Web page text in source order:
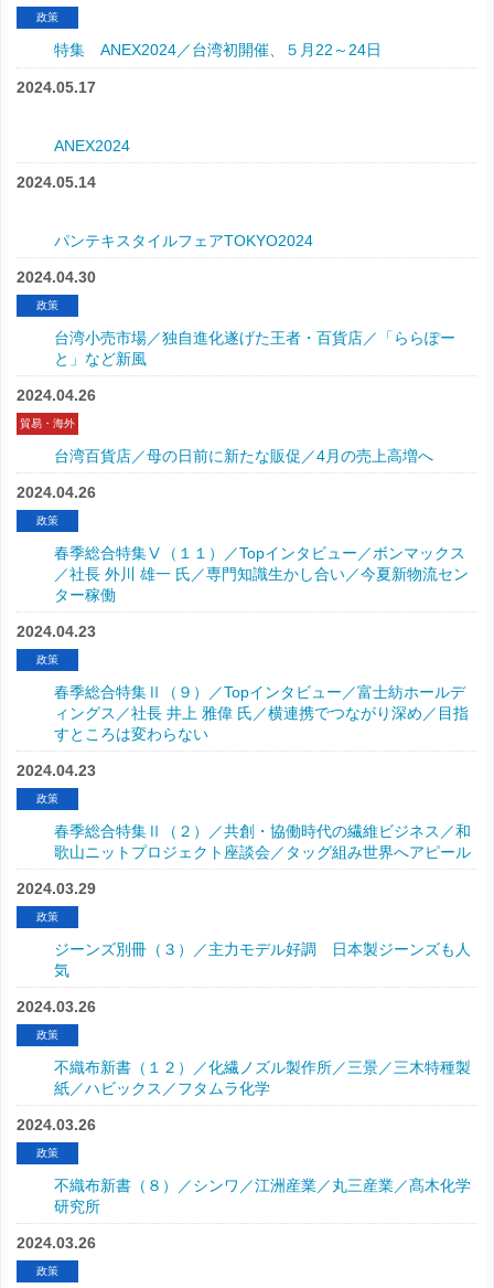
政策
特集 ANEX2024／台湾初開催、５月22～24日
2024.05.17
ANEX2024
2024.05.14
パンテキスタイルフェアTOKYO2024
2024.04.30
政策
台湾小売市場／独自進化遂げた王者・百貨店／「ららぽー
と」など新風
2024.04.26
貿易・海外
台湾百貨店／母の日前に新たな販促／4月の売上高増へ
2024.04.26
政策
春季総合特集Ⅴ（１１）／Topインタビュー／ボンマックス
／社長 外川 雄一 氏／専門知識生かし合い／今夏新物流セン
ター稼働
2024.04.23
政策
春季総合特集Ⅱ（９）／Topインタビュー／富士紡ホールデ
ィングス／社長 井上 雅偉 氏／横連携でつながり深め／目指
すところは変わらない
2024.04.23
政策
春季総合特集Ⅱ（２）／共創・協働時代の繊維ビジネス／和
歌山ニットプロジェクト座談会／タッグ組み世界へアピール
2024.03.29
政策
ジーンズ別冊（３）／主力モデル好調 日本製ジーンズも人
気
2024.03.26
政策
不織布新書（１２）／化繊ノズル製作所／三景／三木特種製
紙／ハビックス／フタムラ化学
2024.03.26
政策
不織布新書（８）／シンワ／江洲産業／丸三産業／髙木化学
研究所
2024.03.26
政策